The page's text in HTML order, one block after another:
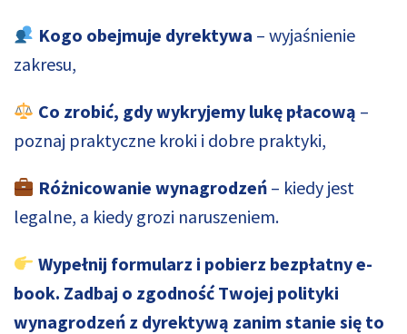
Kogo obejmuje dyrektywa – wyjaśnienie
zakresu,
Co zrobić, gdy wykryjemy lukę płacową –
poznaj praktyczne kroki i dobre praktyki,
Różnicowanie wynagrodzeń– kiedy jest
legalne, a kiedy grozi naruszeniem.
Wypełnij formularz i pobierz bezpłatny e-
book. Zadbaj o zgodność Twojej polityki
wynagrodzeń z dyrektywą zanim stanie się to